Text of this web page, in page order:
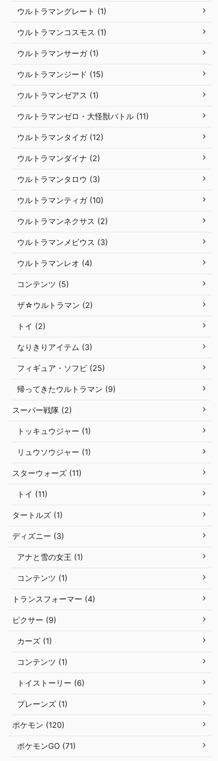
ウルトラマングレート (1)
ウルトラマンコスモス (1)
ウルトラマンサーガ (1)
ウルトラマンジード (15)
ウルトラマンゼアス (1)
ウルトラマンゼロ・大怪獣バトル (11)
ウルトラマンタイガ (12)
ウルトラマンダイナ (2)
ウルトラマンタロウ (3)
ウルトラマンティガ (10)
ウルトラマンネクサス (2)
ウルトラマンメビウス (3)
ウルトラマンレオ (4)
コンテンツ (5)
ザ☆ウルトラマン (2)
トイ (2)
なりきりアイテム (3)
フィギュア・ソフビ (25)
帰ってきたウルトラマン (9)
スーパー戦隊 (2)
トッキュウジャー (1)
リュウソウジャー (1)
スターウォーズ (11)
トイ (11)
タートルズ (1)
ディズニー (3)
アナと雪の女王 (1)
コンテンツ (1)
トランスフォーマー (4)
ピクサー (9)
カーズ (1)
コンテンツ (1)
トイストーリー (6)
プレーンズ (1)
ポケモン (120)
ポケモンGO (71)